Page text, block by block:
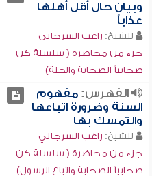
وبيان حال أقل أهلها
عذاباً
للشيخ: راغب السرجاني
جزء من محاضرة ( سلسلة كن
صحابياً الصحابة والجنة)
الفهرس:مفهوم
السنة وضرورة اتباعها
والتمسك بها
للشيخ: راغب السرجاني
جزء من محاضرة ( سلسلة كن
صحابياً الصحابة واتباع الرسول)